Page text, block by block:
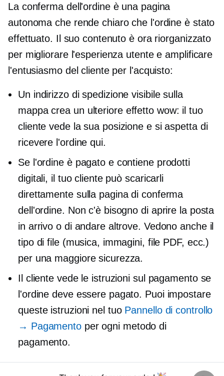
La conferma dell'ordine è una pagina
autonoma che rende chiaro che l'ordine è stato
effettuato. Il suo contenuto è ora riorganizzato
per migliorare l'esperienza utente e amplificare
l'entusiasmo del cliente per l'acquisto:
Un indirizzo di spedizione visibile sulla
mappa crea un ulteriore effetto wow: il tuo
cliente vede la sua posizione e si aspetta di
ricevere l'ordine qui.
Se l'ordine è pagato e contiene prodotti
digitali, il tuo cliente può scaricarli
direttamente sulla pagina di conferma
dell'ordine. Non c'è bisogno di aprire la posta
in arrivo o di andare altrove. Vedono anche il
tipo di file (musica, immagini, file PDF, ecc.)
per una maggiore sicurezza.
Il cliente vede le istruzioni sul pagamento se
l'ordine deve essere pagato. Puoi impostare
queste istruzioni nel tuo Pannello di controllo
→ Pagamentoper ogni metodo di
pagamento.